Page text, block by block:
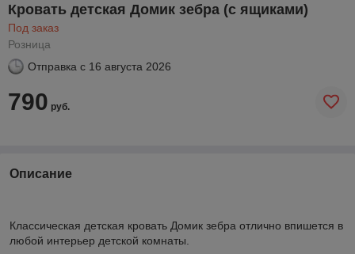
Кровать детская Домик зебра (с ящиками)
Под заказ
Розница
Отправка с 16 августа 2026
790 руб.
Описание
Классическая детская кровать Домик зебра отлично впишется в
любой интерьер детской комнаты.